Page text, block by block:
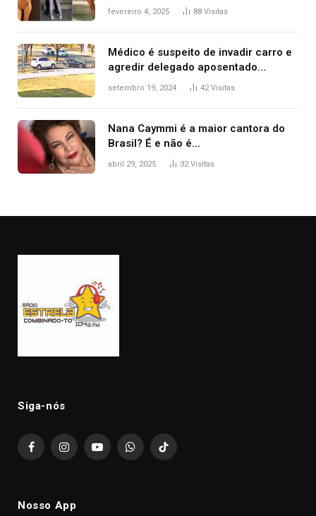
West que apareceu nua no Grammy
fevereiro 4, 2025 88 Visitas
Médico é suspeito de invadir carro e
agredir delegado aposentado
durante confusão no trânsito
setembro 19, 2024 42Visitas
Nana Caymmi é a maior cantora do
Brasil? É e não é…
abril 29, 2025 32Visitas
Siga-nós
FacebookInstagramYouTubeWhatsAppTikTok
Nosso App